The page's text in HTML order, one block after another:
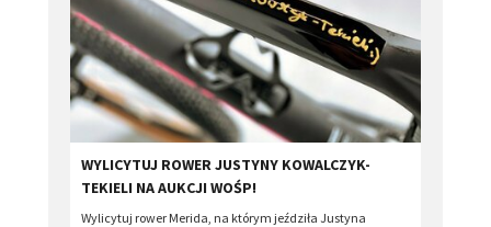
​WYLICYTUJ ROWER JUSTYNY KOWALCZYK-
TEKIELI NA AUKCJI WOŚP!
Wylicytuj rower Merida, na którym jeździła Justyna